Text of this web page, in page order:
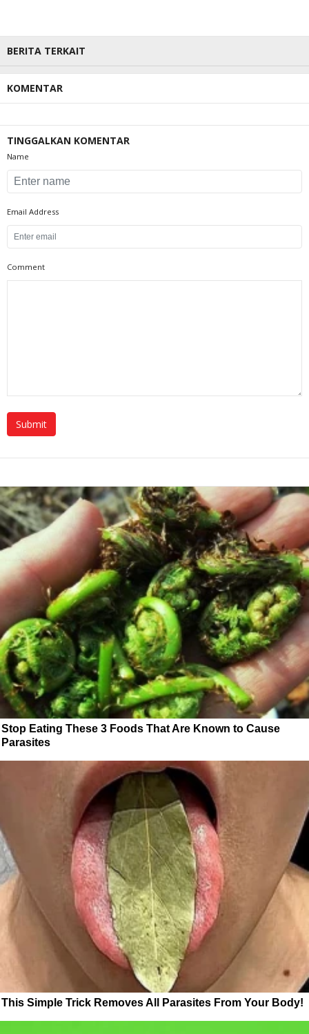
BERITA TERKAIT
KOMENTAR
TINGGALKAN KOMENTAR
Name
Email Address
Comment
Stop Eating These 3 Foods That Are Known to Cause
Parasites
This Simple Trick Removes All Parasites From Your Body!